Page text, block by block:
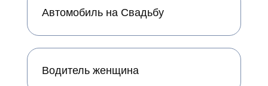
Автомобиль на Свадьбу
Водитель женщина